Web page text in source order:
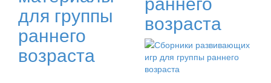
с 10 до 17 часов.
для группы
раннего
возраста
возраста